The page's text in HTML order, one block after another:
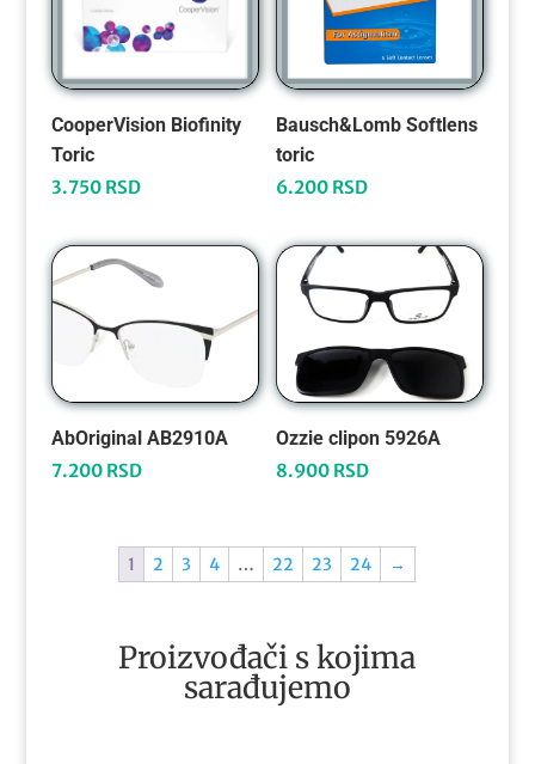
CooperVision Biofinity
Toric
3.750 RSD
Bausch&Lomb Softlens
toric
6.200 RSD
AbOriginal AB2910A
7.200 RSD
Ozzie clipon 5926A
8.900 RSD
1 2 3 4 … 22 23 24 →
Proizvođači s kojima
sarađujemo